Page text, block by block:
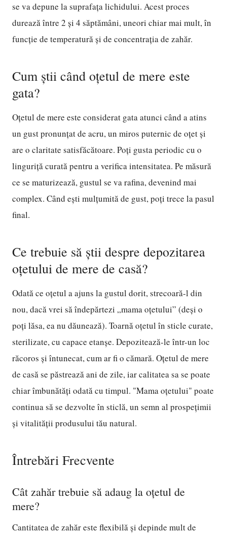
se va depune la suprafața lichidului. Acest proces
durează între 2 și 4 săptămâni, uneori chiar mai mult, în
funcție de temperatură și de concentrația de zahăr.
Cum știi când oțetul de mere este
gata?
Oțetul de mere este considerat gata atunci când a atins
un gust pronunțat de acru, un miros puternic de oțet și
are o claritate satisfăcătoare. Poți gusta periodic cu o
linguriță curată pentru a verifica intensitatea. Pe măsură
ce se maturizează, gustul se va rafina, devenind mai
complex. Când ești mulțumită de gust, poți trece la pasul
final.
Ce trebuie să știi despre depozitarea
oțetului de mere de casă?
Odată ce oțetul a ajuns la gustul dorit, strecoară-l din
nou, dacă vrei să îndepărtezi „mama oțetului” (deși o
poți lăsa, ea nu dăunează). Toarnă oțetul în sticle curate,
sterilizate, cu capace etanșe. Depozitează-le într-un loc
răcoros și întunecat, cum ar fi o cămară. Oțetul de mere
de casă se păstrează ani de zile, iar calitatea sa se poate
chiar îmbunătăți odată cu timpul. "Mama oțetului" poate
continua să se dezvolte în sticlă, un semn al prospețimii
și vitalității produsului tău natural.
Întrebări Frecvente
Cât zahăr trebuie să adaug la oțetul de
mere?
Cantitatea de zahăr este flexibilă și depinde mult de